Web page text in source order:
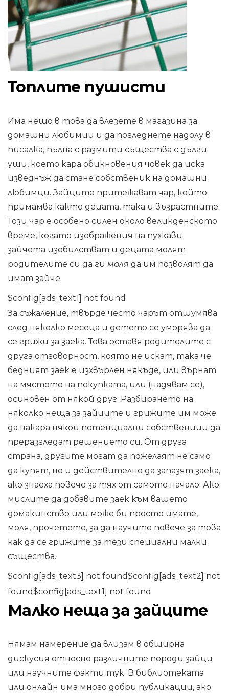
Топлите пушисти
Има нещо в това да влезете в магазина за
домашни любимци и да погледнете надолу в
писалка, пълна с размити същества с дълги
уши, което кара обикновения човек да иска
изведнъж да стане собственик на домашни
любимци. Зайците притежават чар, който
примамва както децата, така и възрастните.
Този чар е особено силен около великденското
време, когато изображения на пухкави
зайчета изобилстват и децата молят
родителите си да ги моля да им позволят да
имат зайче.
$config[ads_text1] not found
За съжаление, твърде често чарът отшумява
след няколко месеца и детето се уморява да
се грижи за заека. Това оставя родителите с
друга отговорност, която не искат, така че
бедният заек е изхвърлен някъде, или върнат
на мястото на покупката, или (надявам се),
осиновен от някой друг. Разбирането на
няколко неща за зайците и грижите им може
да накара някои потенциални собственици да
преразгледат решението си. От друга
страна, другите могат да пожелаят не само
да купят, но и действително да запазят заека,
ако знаеха повече за тях от самото начало. Ако
мислите да добавите заек към вашето
домакинство или може би просто имате,
моля, прочетете, за да научите повече за това
как да се грижите за тези специални малки
същества.
$config[ads_text3] not found$config[ads_text2] not
found$config[ads_text1] not found
Малко неща за зайците
Нямам намерение да влизам в обширна
дискусия относно различните породи зайци
или научните факти тук. В библиотеката
или онлайн има много добри публикации, ако